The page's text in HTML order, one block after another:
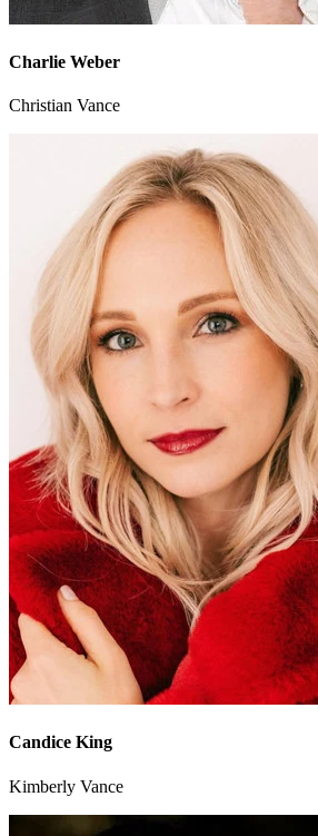
Charlie Weber
Christian Vance
Candice King
Kimberly Vance